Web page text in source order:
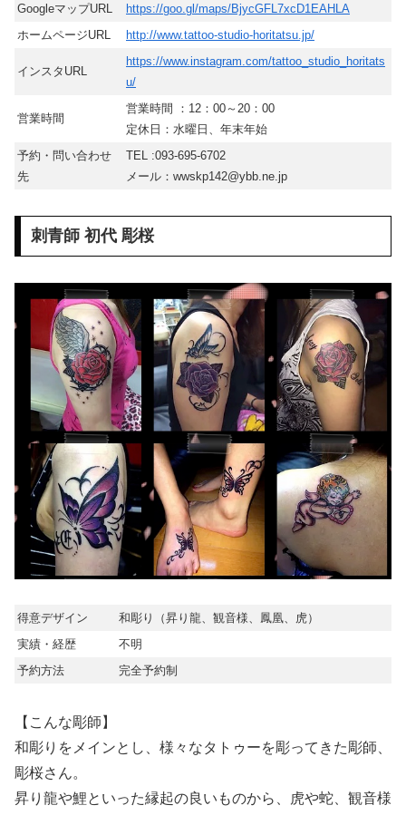
GoogleマップURL
https://goo.gl/maps/BjycGFL7xcD1EAHLA
ホームページURL
http://www.tattoo-studio-horitatsu.jp/
インスタURL
https://www.instagram.com/tattoo_studio_horitats
u/
営業時間
営業時間 ：12：00～20：00
定休日：水曜日、年末年始
予約・問い合わせ
先
TEL :093-695-6702
メール：wwskp142@ybb.ne.jp
刺青師 初代 彫桜
得意デザイン
和彫り（昇り龍、観音様、鳳凰、虎）
実績・経歴
不明
予約方法
完全予約制
【こんな彫師】
和彫りをメインとし、様々なタトゥーを彫ってきた彫師、
彫桜さん。
昇り龍や鯉といった縁起の良いものから、虎や蛇、観音様